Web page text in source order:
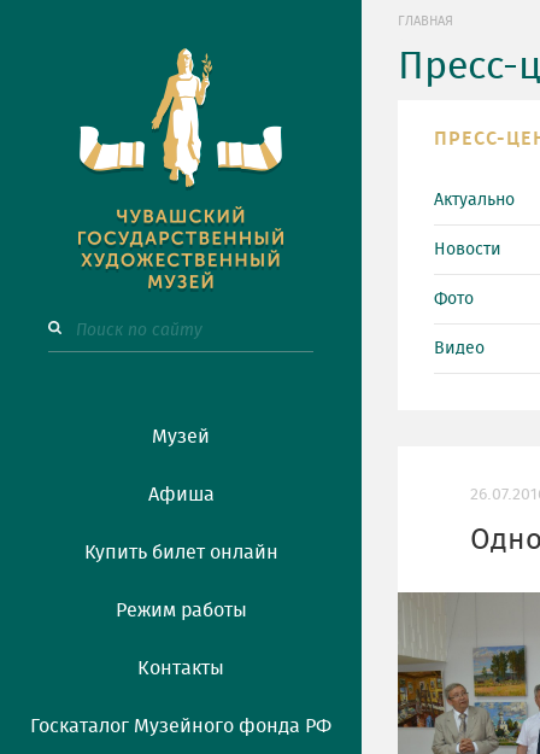
Музей
Афиша
Купить билет онлайн
Режим работы
Контакты
Госкаталог Музейного фонда РФ
ГЛАВНАЯ
Пресс-
ПРЕСС-
Актуально
Новости
Фото
Видео